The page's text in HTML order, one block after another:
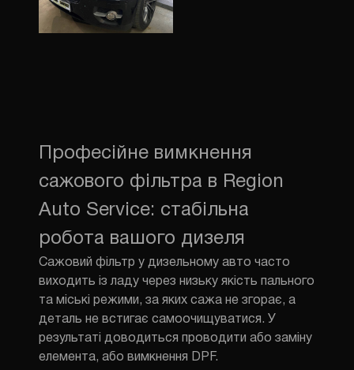
Професійне вимкнення
сажового фільтра в Region
Auto Service: стабільна
робота вашого дизеля
Сажовий фільтр у дизельному авто часто
виходить із ладу через низьку якість пального
та міські режими, за яких сажа не згорає, а
деталь не встигає самоочищуватися. У
результаті доводиться проводити або заміну
елемента, або вимкнення DPF.